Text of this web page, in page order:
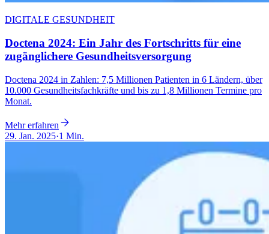
DIGITALE GESUNDHEIT
Doctena 2024: Ein Jahr des Fortschritts für eine
zugänglichere Gesundheitsversorgung
Doctena 2024 in Zahlen: 7,5 Millionen Patienten in 6 Ländern, über
10.000 Gesundheitsfachkräfte und bis zu 1,8 Millionen Termine pro
Monat.
Mehr erfahren
29. Jan. 2025·1 Min.